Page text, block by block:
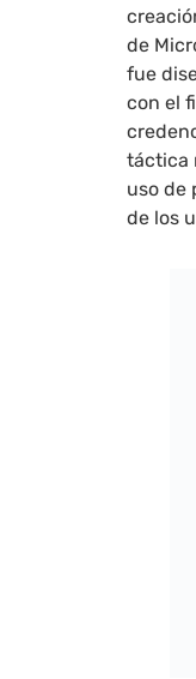
de
fue
con el
táctica
uso de
de los